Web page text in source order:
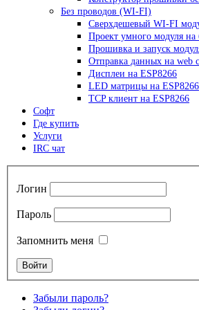
Без проводов (WI-FI)
Сверхдешевый WI-FI
Проект умного модуля на
Прошивка и запуск
Отправка данных на web
Дисплеи на ESP8266
LED матрицы на ESP8266
TCP клиент на ESP8266
Софт
Где купить
Услуги
IRC чат
Логин
Пароль
Запомнить меня
Забыли пароль?